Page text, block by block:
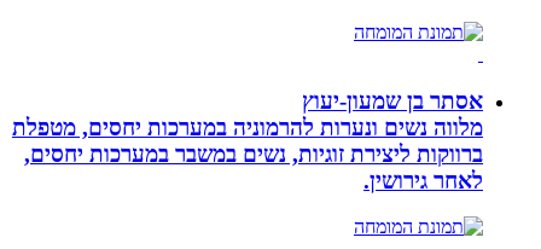
אסתר בן שמעון-יעוץ
מלווה נשים ונערות להרמוניה במערכות יחסים, מטפלת
ברווקות ליצירת זוגיות, נשים במשבר במערכות יחסים,
לאחר גירושין.